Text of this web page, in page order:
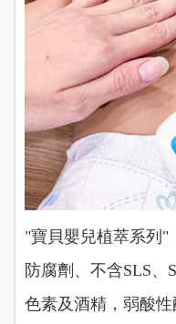
"寶貝嬰兒植萃系列"
防腐劑、不含SLS、
色素及酒精，弱酸